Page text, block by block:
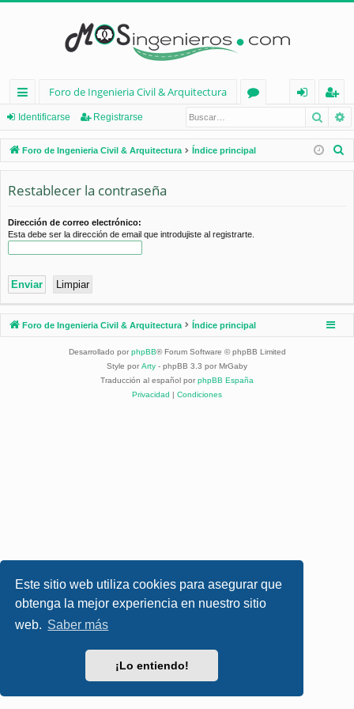
Este sitio web utiliza cookies para asegurar que
obtenga la mejor experiencia en nuestro sitio
web. Saber más
¡Lo entiendo!
nl
ac
es
rá
d
Foro de Ingenieria Civil & Arquitectura
os
nt
ifi
eg
ist
ra
Identificarse Registrarse
Foro de Ingenieria Civil & Arquitectura Índice principal
Restablecer la contraseña
Dirección de correo electrónico:
Esta debe ser la dirección de email que introdujiste al registrarte.
Foro de Ingenieria Civil & Arquitectura Índice principal
Desarrollado por phpBB® Forum Software © phpBB Limited
Style por Arty - phpBB 3.3 por MrGaby
Traducción al español por phpBB España
Privacidad | Condiciones